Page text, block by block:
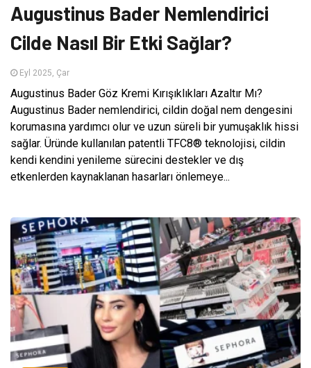
Augustinus Bader Nemlendirici
Cilde Nasıl Bir Etki Sağlar?
Eyl 2025, Çar
Augustinus Bader Göz Kremi Kırışıklıkları Azaltır Mı?
Augustinus Bader nemlendirici, cildin doğal nem dengesini
korumasına yardımcı olur ve uzun süreli bir yumuşaklık hissi
sağlar. Üründe kullanılan patentli TFC8® teknolojisi, cildin
kendi kendini yenileme sürecini destekler ve dış
etkenlerden kaynaklanan hasarları önlemeye...